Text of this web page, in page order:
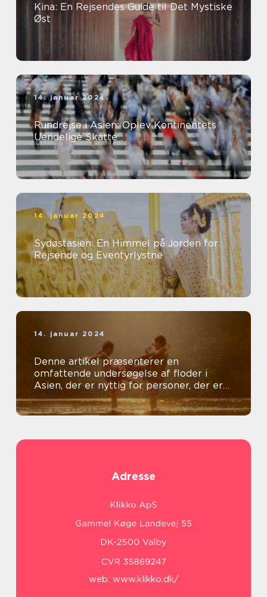
Kina: En Rejsendes Guide til Det Mystiske
Øst
14. januar 2024
Rundrejse i Asien: Oplev Kontinentets
Uendelige Skatte
14. januar 2024
Sydøstasien: En Himmel på Jorden for
Rejsende og Eventyrlystne
14. januar 2024
Denne artikel præsenterer en
omfattende undersøgelse af floder i
Asien, der er nyttig for personer, der er
generelt interesseret i emnet
Adresse
web: www.klikko.dk/